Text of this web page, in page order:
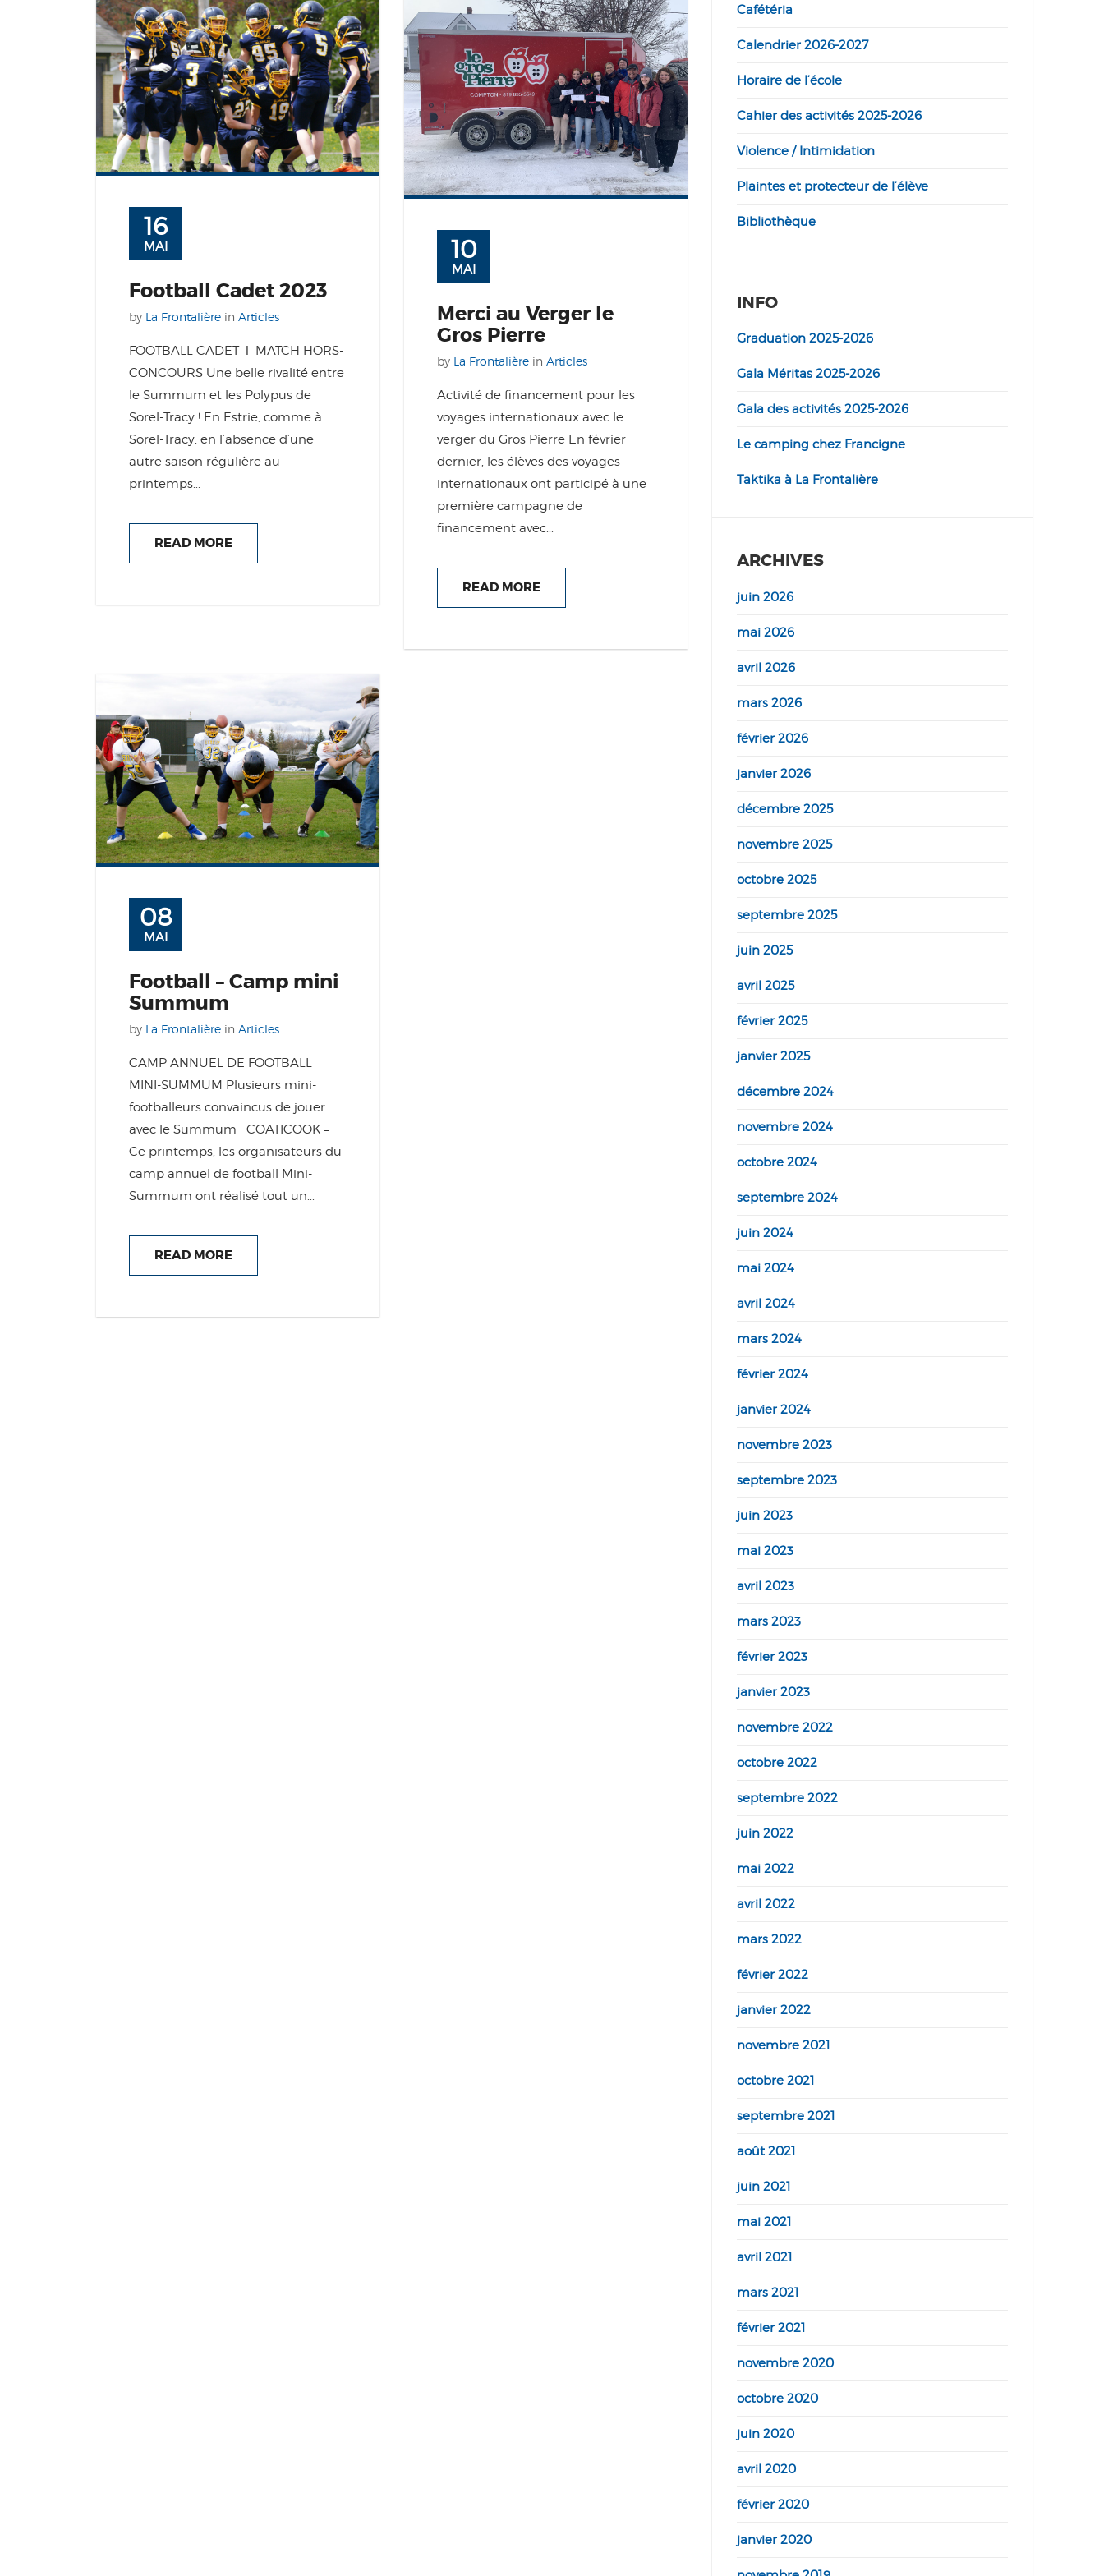
16
MAI
Football Cadet 2023
by La Frontalière in Articles
FOOTBALL CADET ǀ MATCH HORS-
CONCOURS Une belle rivalité entre
le Summum et les Polypus de
Sorel-Tracy ! En Estrie, comme à
Sorel-Tracy, en l’absence d’une
autre saison régulière au
printemps...
READ MORE
10
MAI
Merci au Verger le
Gros Pierre
by La Frontalière in Articles
Activité de financement pour les
voyages internationaux avec le
verger du Gros Pierre En février
dernier, les élèves des voyages
internationaux ont participé à une
première campagne de
financement avec...
READ MORE
08
MAI
Football – Camp mini
Summum
by La Frontalière in Articles
CAMP ANNUEL DE FOOTBALL
MINI-SUMMUM Plusieurs mini-
footballeurs convaincus de jouer
avec le Summum COATICOOK –
Ce printemps, les organisateurs du
camp annuel de football Mini-
Summum ont réalisé tout un...
READ MORE
Cafétéria
Calendrier 2026-2027
Horaire de l’école
Cahier des activités 2025-2026
Violence / Intimidation
Plaintes et protecteur de l’élève
Bibliothèque
INFO
Graduation 2025-2026
Gala Méritas 2025-2026
Gala des activités 2025-2026
Le camping chez Francigne
Taktika à La Frontalière
ARCHIVES
juin 2026
mai 2026
avril 2026
mars 2026
février 2026
janvier 2026
décembre 2025
novembre 2025
octobre 2025
septembre 2025
juin 2025
avril 2025
février 2025
janvier 2025
décembre 2024
novembre 2024
octobre 2024
septembre 2024
juin 2024
mai 2024
avril 2024
mars 2024
février 2024
janvier 2024
novembre 2023
septembre 2023
juin 2023
mai 2023
avril 2023
mars 2023
février 2023
janvier 2023
novembre 2022
octobre 2022
septembre 2022
juin 2022
mai 2022
avril 2022
mars 2022
février 2022
janvier 2022
novembre 2021
octobre 2021
septembre 2021
août 2021
juin 2021
mai 2021
avril 2021
mars 2021
février 2021
novembre 2020
octobre 2020
juin 2020
avril 2020
février 2020
janvier 2020